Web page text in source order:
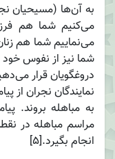
به آن‌ها (مسیحیان
می‌کنیم شما هم
می‌نماییم شما هم
شما نیز از نفوس خود
دروغگویان قرار
نمایندگان نجران از
به مباهله بروند.
مراسم مباهله در
انجام بگیرد.[۵]